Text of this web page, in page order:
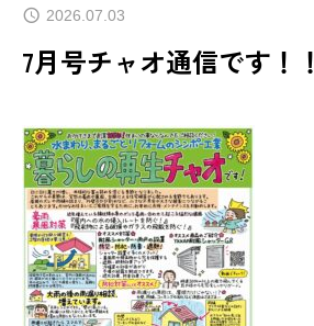
2026.07.03
7月号チャオ通信です！！